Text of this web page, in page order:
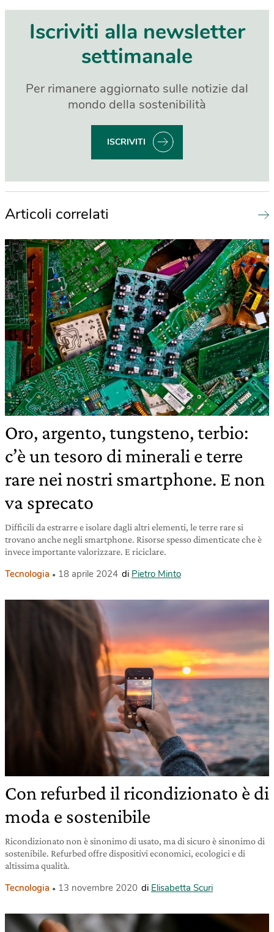
Iscriviti alla newsletter
settimanale
Per rimanere aggiornato sulle notizie dal
mondo della sostenibilità
ISCRIVITI
Articoli correlati
Oro, argento, tungsteno, terbio:
c’è un tesoro di minerali e terre
rare nei nostri smartphone. E non
va sprecato
Difficili da estrarre e isolare dagli altri elementi, le terre rare si
trovano anche negli smartphone. Risorse spesso dimenticate che è
invece importante valorizzare. E riciclare.
Tecnologia 18 aprile 2024 di Pietro Minto
Con refurbed il ricondizionato è di
moda e sostenibile
Ricondizionato non è sinonimo di usato, ma di sicuro è sinonimo di
sostenibile. Refurbed offre dispositivi economici, ecologici e di
altissima qualità.
Tecnologia 13 novembre 2020 di Elisabetta Scuri